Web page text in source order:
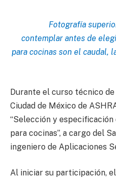
Fotografía
contemplar antes de
para cocinas son el caudal,
Durante el curso técnico
Ciudad de México de
“Selección y
para cocinas”, a cargo del
ingeniero de Aplicaciones
Al iniciar su participación,